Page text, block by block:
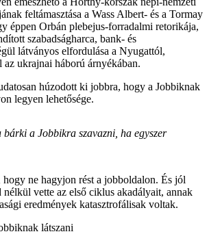
feltámasztása a Wass Albert- és a Tormay
éppen Orbán plebejus-forradalmi retorikája,
szabadságharca, bank- és
látványos elfordulása a Nyugattól,
az ukrajnai háború árnyékában.
húzodott ki jobbra, hogy a Jobbiknak
legyen lehetősége.
a Jobbikra szavazni, ha egyszer
hogy ne hagyjon rést a jobboldalon. És jól
vette az első ciklus akadályait, annak
eredmények katasztrofálisak voltak.
látszani